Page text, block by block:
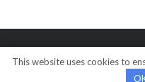
This website uses cookies to